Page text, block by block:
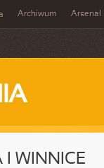
Archiwum Arsenal
I WINNICE